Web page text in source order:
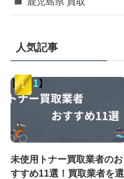
人気記事
未使用トナー買取業者のお
すすめ11選！買取業者を選